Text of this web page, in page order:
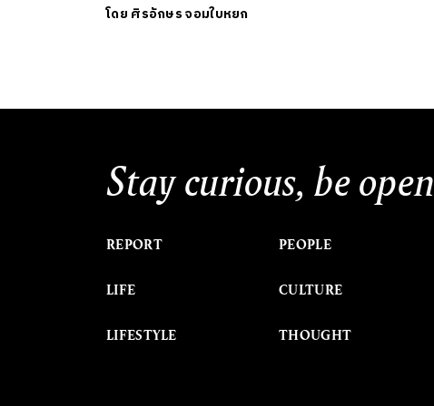
โดย ศิรอักษร จอมใบหยก
Stay curious, be open
REPORT
LIFE
LIFESTYLE
PEOPLE
CULTURE
THOUGHT